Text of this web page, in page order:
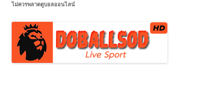
ไม่ควรพลาดดูบอลออนไลน์